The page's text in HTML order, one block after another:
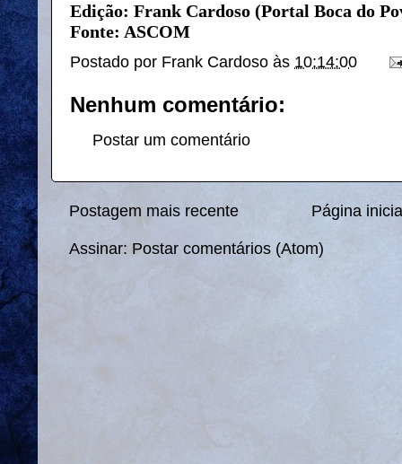
Edição: Frank Cardoso (Portal Boca do
Fonte: ASCOM
Postado por Frank Cardoso às 10:14:00
Nenhum comentário:
Postar um comentário
Postagem mais recente Página
Assinar: Postar comentários (Atom)